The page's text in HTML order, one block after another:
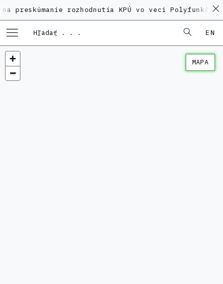
rozhodnutia KPÚ vo veci Polyfunkčného
EN
MAPA